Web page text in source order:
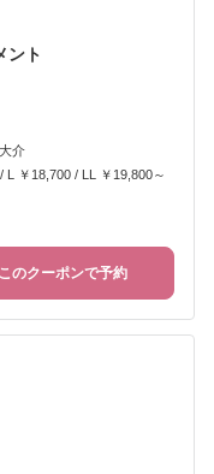
ント
介
L ￥18,700 / LL ￥19,800～
このクーポンで予約